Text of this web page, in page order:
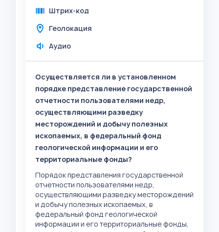
Штрих-код
Геолокация
Аудио
Осуществляется ли в установленном
порядке представление государственной
отчетности пользователями недр,
осуществляющими разведку
месторождений и добычу полезных
ископаемых, в федеральный фонд
геологической информации и его
территориальные фонды?
Порядок представления государственной
отчетности пользователями недр,
осуществляющими разведку месторождений
и добычу полезных ископаемых, в
федеральный фонд геологической
информации и его территориальные фонды,